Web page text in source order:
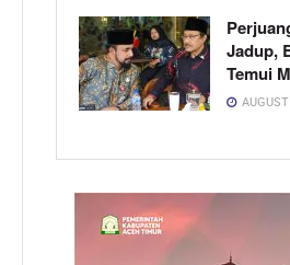
Jadup,
Temui